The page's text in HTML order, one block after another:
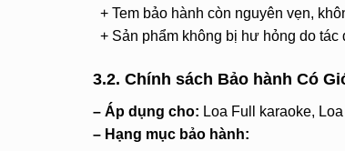
+ Tem bảo hành còn nguyên vẹn,
+ Sản phẩm không bị hư hỏng do
3.2. Chính sách Bảo hành Có
– Áp dụng cho: Loa Full karaoke,
– Hạng mục bảo hành: